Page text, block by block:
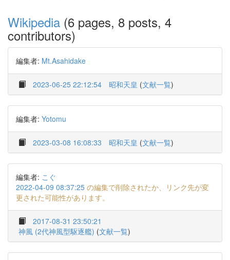
Wikipedia (6 pages, 8 posts, 4
contributors)
編集者: Mt.Asahidake
2023-06-25 22:12:54 昭和天皇 (文献一覧)
編集者: Yotomu
2023-03-08 16:08:33 昭和天皇 (文献一覧)
編集者: こぐ
2022-04-09 08:37:25 の編集で削除されたか、リンク先が変
更された可能性があります。
2017-08-31 23:50:21
神風 (2代神風型駆逐艦) (文献一覧)